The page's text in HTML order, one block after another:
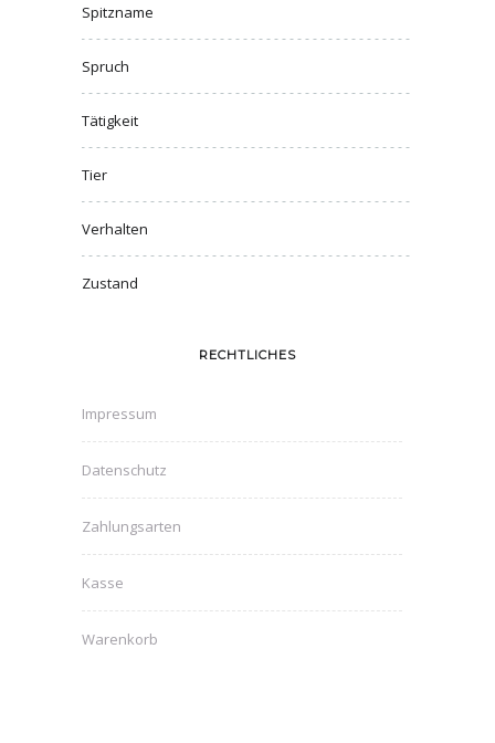
Spitzname
Spruch
Tätigkeit
Tier
Verhalten
Zustand
RECHTLICHES
Impressum
Datenschutz
Zahlungsarten
Kasse
Warenkorb